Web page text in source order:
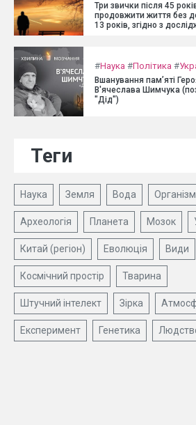
Три звички після 45
продовжити життя без
13 років, згідно з
#Наука #Політика #
Вшанування пам’яті
В'ячеслава Шимчука
"Дід")
Теги
Наука Земля Вода Організм
Археологія Планета Мозок
Китай (регіон) Еволюція Види
Космічний простір Тварина
Штучний інтелект Зірка
Експеримент Генетика